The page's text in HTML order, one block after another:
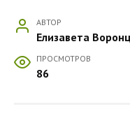
АВТОР
ПРОСМОТРОВ
86